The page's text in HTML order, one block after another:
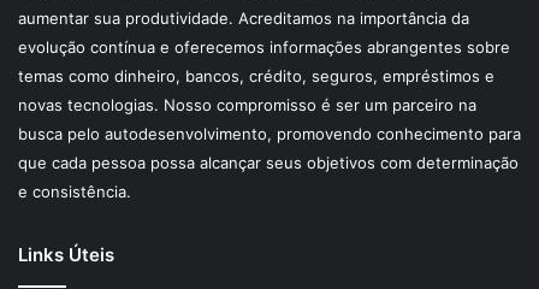
aumentar sua produtividade. Acreditamos na importância da
evolução contínua e oferecemos informações abrangentes sobre
temas como dinheiro, bancos, crédito, seguros, empréstimos e
novas tecnologias. Nosso compromisso é ser um parceiro na
busca pelo autodesenvolvimento, promovendo conhecimento para
que cada pessoa possa alcançar seus objetivos com determinação
e consistência.
Links Úteis